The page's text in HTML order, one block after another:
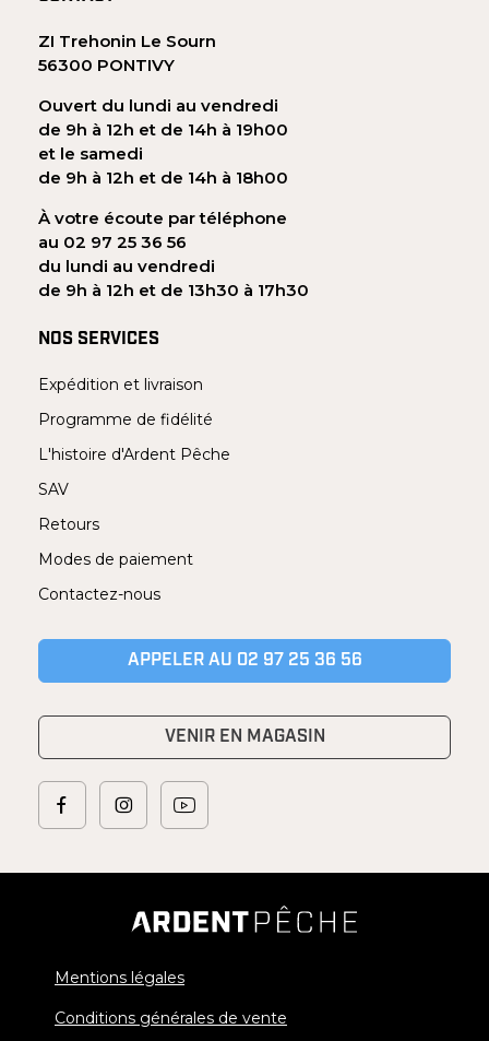
ZI Trehonin Le Sourn
56300 PONTIVY
Ouvert du lundi au vendredi
de 9h à 12h et de 14h à 19h00
et le samedi
de 9h à 12h et de 14h à 18h00
À votre écoute par téléphone
au 02 97 25 36 56
du lundi au vendredi
de 9h à 12h et de 13h30 à 17h30
NOS SERVICES
Expédition et livraison
Programme de fidélité
L'histoire d'Ardent Pêche
SAV
Retours
Modes de paiement
Contactez-nous
APPELER AU 02 97 25 36 56
VENIR EN MAGASIN
Mentions légales
Conditions générales de vente